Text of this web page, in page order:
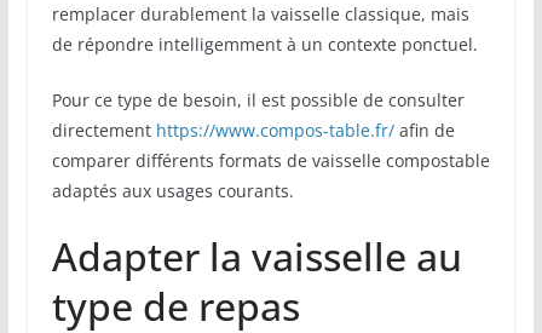
remplacer durablement la vaisselle classique, mais
de répondre intelligemment à un contexte ponctuel.
Pour ce type de besoin, il est possible de consulter
directement https://www.compos-table.fr/afin de
comparer différents formats de vaisselle compostable
adaptés aux usages courants.
Adapter la vaisselle au
type de repas